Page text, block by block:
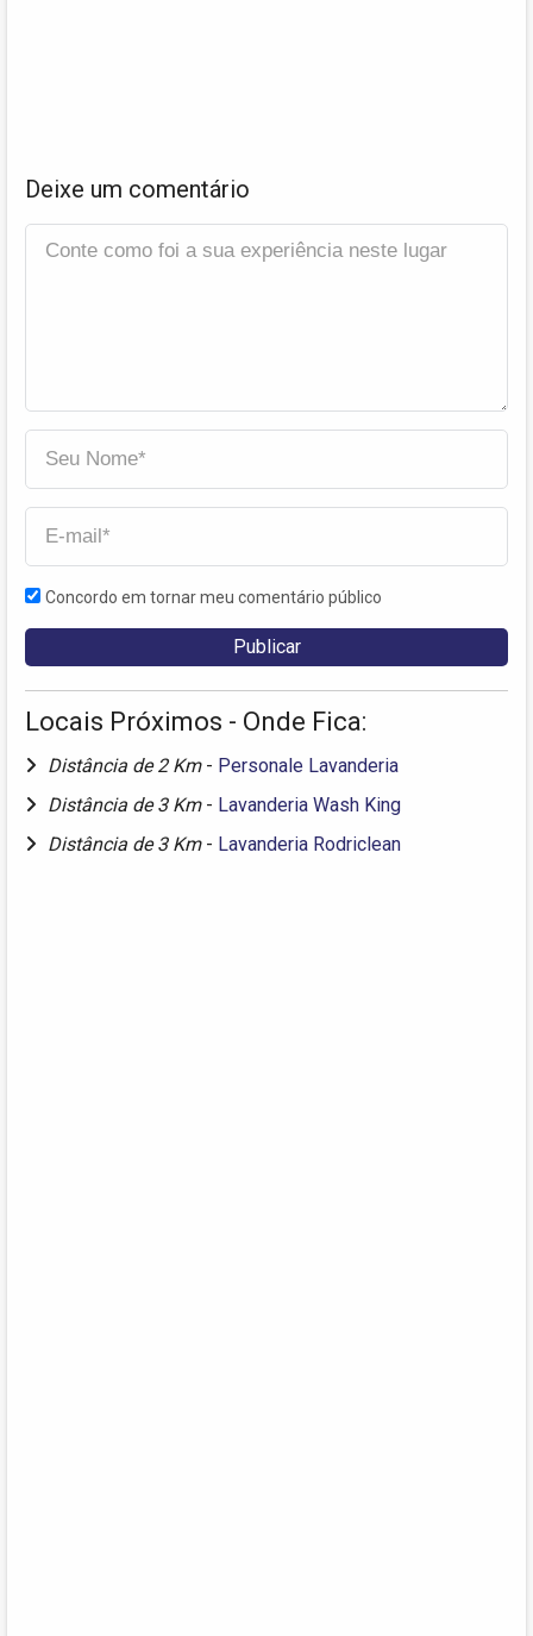
Deixe um comentário
Concordo em tornar meu comentário público
Locais Próximos - Onde Fica:
Distância de 2 Km - Personale Lavanderia
Distância de 3 Km - Lavanderia Wash King
Distância de 3 Km - Lavanderia Rodriclean